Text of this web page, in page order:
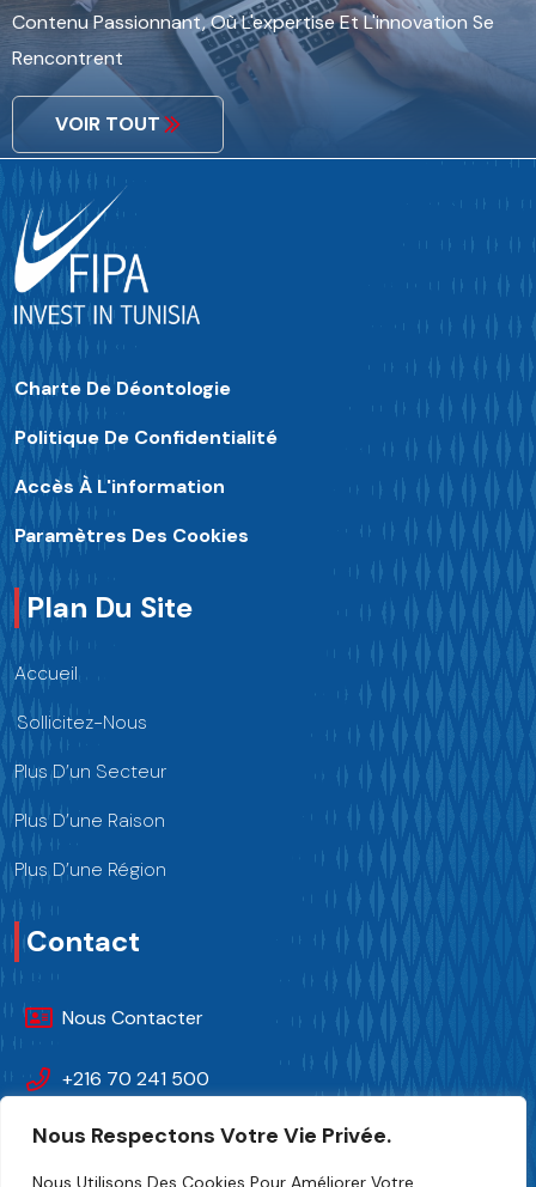
Nous Respectons Votre Vie Privée.
Nous Utilisons Des Cookies Pour Améliorer Votre
Contenu Passionnant, Où L'expertise Et L'innovation Se
Rencontrent
VOIR TOUT
Charte De Déontologie
Politique De Confidentialité
Accès À L'information
Paramètres Des Cookies
Plan Du Site
Accueil
Sollicitez-Nous
Plus D’un Secteur
Plus D’une Raison
Plus D’une Région
Contact
Nous Contacter
+216 70 241 500
Fipa.tunisia@fipa.tn